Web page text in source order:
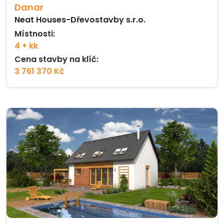
Danar
Neat Houses-Dřevostavby s.r.o.
Místnosti:
4 + kk
Cena stavby na klíč:
3 761 370 Kč